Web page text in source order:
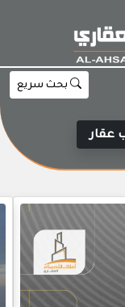
بحث سريع
عقار